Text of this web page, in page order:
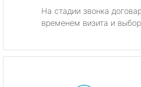
На стадии звонка
временем визита и